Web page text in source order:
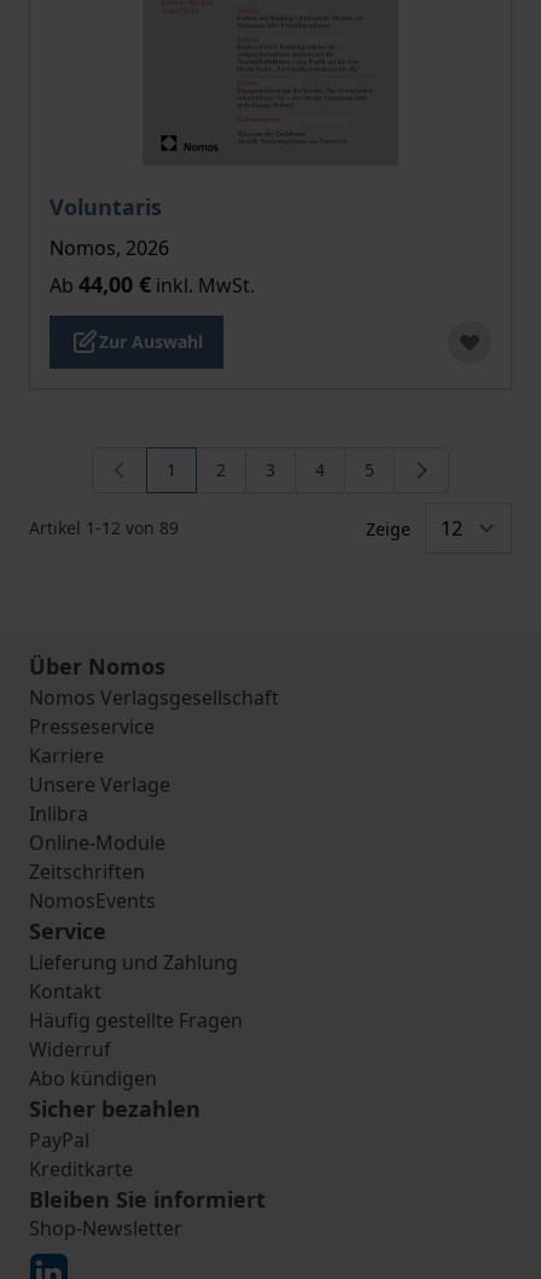
Voluntaris
Der Preis dieses Titels richtet sich nach der
Nomos, 2026
Ab 44,00 € inkl. MwSt.
Zur Auswahl
Artikel 1 -12 von 89
Sie lesen gerade die Seite
1 Seite
2 Seite
3 Seite
4 Seite
5
Zeige
Über Nomos
Nomos Verlagsgesellschaft
Presseservice
Karriere
Unsere Verlage
Inlibra
Online-Module
Zeitschriften
NomosEvents
Service
Lieferung und Zahlung
Kontakt
Häufig gestellte Fragen
Widerruf
Abo kündigen
Sicher bezahlen
PayPal
Kreditkarte
Bleiben Sie informiert
Shop-Newsletter